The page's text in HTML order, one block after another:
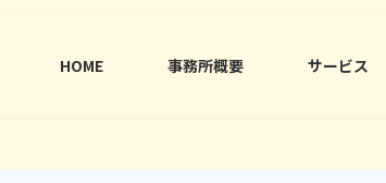
HOME 事務所概要 サービス